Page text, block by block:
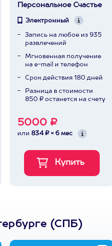
Персональное Счастье
Электронный
Запись на любое из 935
развлечений
Мгновенная получение
на e-mail и телефон
Срок действия 180 дней
Разница в стоимости
850 ₽ останется на счету
5000 ₽
или 834 ₽ × 6 мес
(СПБ)